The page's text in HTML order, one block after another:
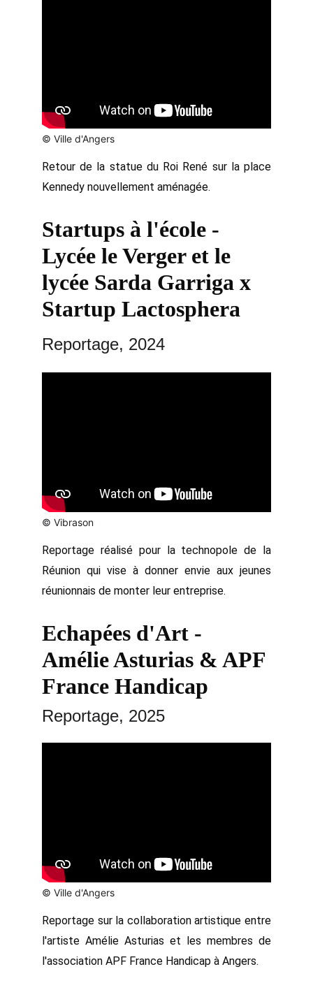
Retour de la statue du Roi René sur la place
Kennedy nouvellement aménagée.
© Ville d'Angers
Startups à l'école -
Lycée le Verger et le
lycée Sarda Garriga x
Startup Lactosphera
Reportage réalisé pour la technopole de la
Réunion qui vise à donner envie aux jeunes
réunionnais de monter leur entreprise.
Reportage, 2024
© Vibrason
Echapées d'Art -
Amélie Asturias & APF
France Handicap
Reportage sur la collaboration artistique entre
l'artiste Amélie Asturias et les membres de
l'association APF France Handicap à Angers.
Reportage, 2025
© Ville d'Angers